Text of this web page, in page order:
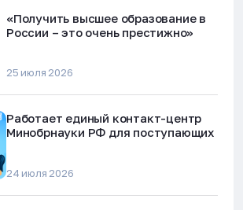
«Получить высшее образование в
России – это очень престижно»
25 июля 2026
Работает единый контакт-центр
Минобрнауки РФ для поступающих
24 июля 2026